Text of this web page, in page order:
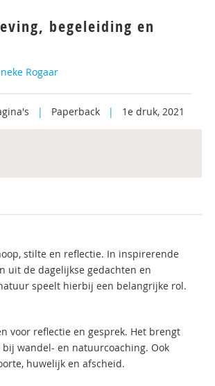
begeleiding en
Rogaar
| Paperback | 1e druk, 2021
stilte en reflectie. In inspirerende
uit de dagelijkse gedachten en
speelt hierbij een belangrijke rol.
voor reflectie en gesprek. Het brengt
wandel- en natuurcoaching. Ook
huwelijk en afscheid.